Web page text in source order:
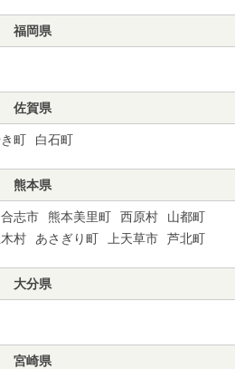
福岡県
佐賀県
町 白石町
熊本県
合志市 熊本美里町 西原村
山都町
村 あさぎり町 上天草市 芦北町
大分県
宮崎県